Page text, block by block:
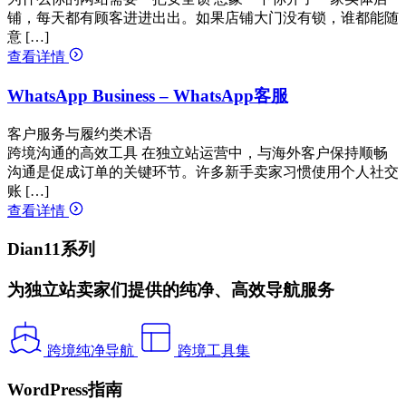
铺，每天都有顾客进进出出。如果店铺大门没有锁，谁都能随
意 […]
查看详情
WhatsApp Business – WhatsApp客服
客户服务与履约类术语
跨境沟通的高效工具 在独立站运营中，与海外客户保持顺畅
沟通是促成订单的关键环节。许多新手卖家习惯使用个人社交
账 […]
查看详情
Dian11系列
为独立站卖家们提供的纯净、高效导航服务
跨境纯净导航 跨境工具集
WordPress指南